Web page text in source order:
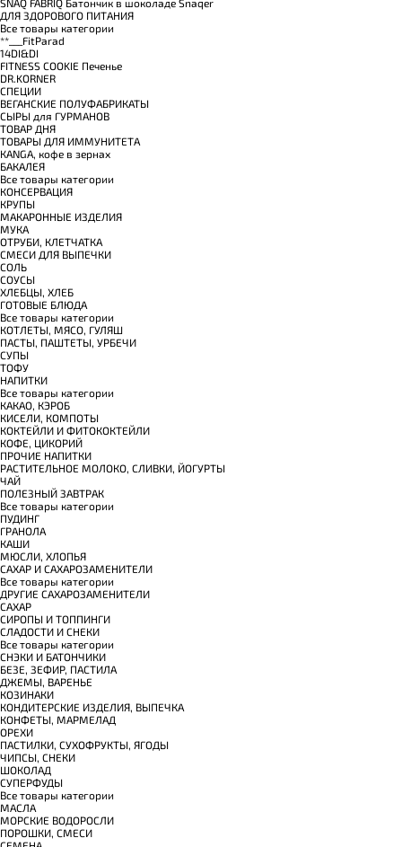
ДЛЯ ЗДОРОВОГО ПИТАНИЯ
Все товары категории
**___FitParad
14DI&DI
FITNESS COOKIE Печенье
DR.KORNER
СПЕЦИИ
ВЕГАНСКИЕ ПОЛУФАБРИКАТЫ
СЫРЫ для ГУРМАНОВ
TОВАР ДНЯ
TОВАРЫ ДЛЯ ИММУНИТЕТА
КANGA, кофе в зернах
БАКАЛЕЯ
Все товары категории
КОНСЕРВАЦИЯ
КРУПЫ
МАКАРОННЫЕ ИЗДЕЛИЯ
МУКА
ОТРУБИ, КЛЕТЧАТКА
СМЕСИ ДЛЯ ВЫПЕЧКИ
СОЛЬ
СОУСЫ
ХЛЕБЦЫ, ХЛЕБ
ГОТОВЫЕ БЛЮДА
Все товары категории
КОТЛЕТЫ, МЯСО, ГУЛЯШ
ПАСТЫ, ПАШТЕТЫ, УРБЕЧИ
СУПЫ
ТОФУ
НАПИТКИ
Все товары категории
КАКАО, КЭРОБ
КИСЕЛИ, КОМПОТЫ
КОКТЕЙЛИ И ФИТОКОКТЕЙЛИ
КОФЕ, ЦИКОРИЙ
ПРОЧИЕ НАПИТКИ
РАСТИТЕЛЬНОЕ МОЛОКО, СЛИВКИ, ЙОГУРТЫ
ЧАЙ
ПОЛЕЗНЫЙ ЗАВТРАК
Все товары категории
ПУДИНГ
ГРАНОЛА
КАШИ
МЮСЛИ, ХЛОПЬЯ
САХАР И САХАРОЗАМЕНИТЕЛИ
Все товары категории
ДРУГИЕ САХАРОЗАМЕНИТЕЛИ
САХАР
СИРОПЫ И ТОППИНГИ
СЛАДОСТИ И СНЕКИ
Все товары категории
СНЭКИ И БАТОНЧИКИ
БЕЗЕ, ЗЕФИР, ПАСТИЛА
ДЖЕМЫ, ВАРЕНЬЕ
КОЗИНАКИ
КОНДИТЕРСКИЕ ИЗДЕЛИЯ, ВЫПЕЧКА
КОНФЕТЫ, МАРМЕЛАД
ОРЕХИ
ПАСТИЛКИ, СУХОФРУКТЫ, ЯГОДЫ
ЧИПСЫ, СНЕКИ
ШОКОЛАД
СУПЕРФУДЫ
Все товары категории
МАСЛА
МОРСКИЕ ВОДОРОСЛИ
ПОРОШКИ, СМЕСИ